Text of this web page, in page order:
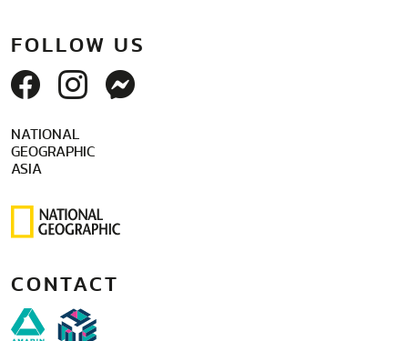
FOLLOW US
NATIONAL
GEOGRAPHIC
ASIA
CONTACT